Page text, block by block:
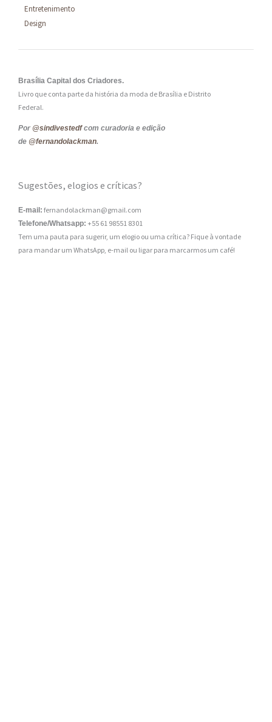
Entretenimento
Design
Brasília Capital dos Criadores.
Livro que conta parte da história da moda de Brasília e Distrito
Federal.
Por @sindivestedfcom curadoria e edição
de @fernandolackman.
Sugestões, elogios e críticas?
E-mail: fernandolackman@gmail.com
Telefone/Whatsapp: +55 61 98551 8301
Tem uma pauta para sugerir, um elogio ou uma crítica? Fique à vontade
para mandar um WhatsApp, e-mail ou ligar para marcarmos um café!